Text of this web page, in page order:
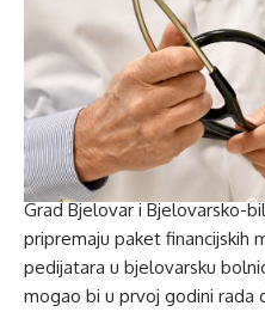
Grad Bjelovar i Bjelovarsko-
pripremaju paket financijskih
pedijatara u bjelovarsku
mogao bi u prvoj godini rada